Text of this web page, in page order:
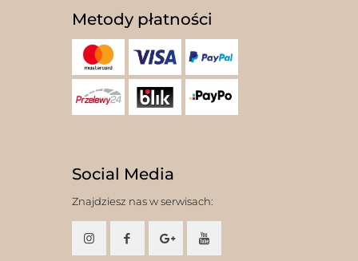
Metody płatności
Social Media
Znajdziesz nas w serwisach: